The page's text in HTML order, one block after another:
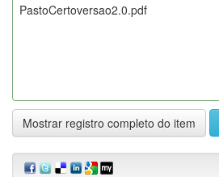
PastoCertoversao2.0.pdf
Mostrar registro completo do item